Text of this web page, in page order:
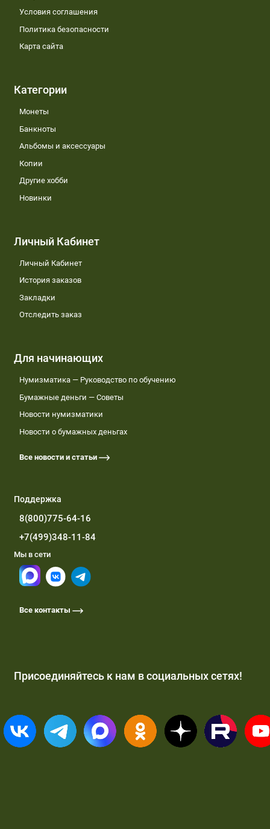
Условия соглашения
Политика безопасности
Карта сайта
Категории
Монеты
Банкноты
Альбомы и аксессуары
Копии
Другие хобби
Новинки
Личный Кабинет
Личный Кабинет
История заказов
Закладки
Отследить заказ
Для начинающих
Нумизматика — Руководство по обучению
Бумажные деньги — Советы
Новости нумизматики
Новости о бумажных деньгах
Все новости и статьи
Поддержка
8(800)775-64-16
+7(499)348-11-84
Мы в сети
Все контакты
Присоединяйтесь к нам в социальных сетях!